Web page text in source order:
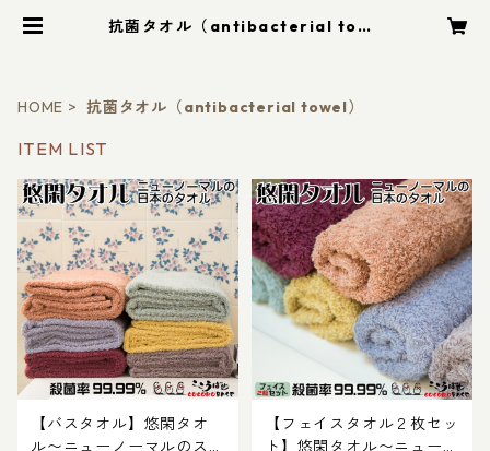
抗菌タオル（antibacterial towe
HOME 抗菌タオル（antibacterial towel）
ITEM LIST
【バスタオル】悠閑タオ
ル〜ニューノーマルのスタ
【フェイスタオル２枚セッ
ト】悠閑タオル〜ニューノ